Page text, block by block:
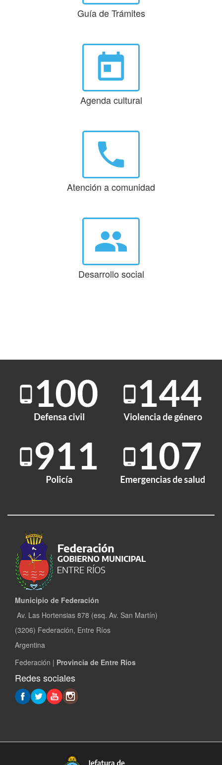
Guía de Trámites
today
Agenda cultural
phone
Atención a comunidad
group
Desarrollo social
Municipio de Federación
Av. Las Hortensias 878 (esq. Av. San Martín)
(3206) Federación, Entre Ríos
Argentina
Federación | Provincia de Entre Ríos
Redes sociales